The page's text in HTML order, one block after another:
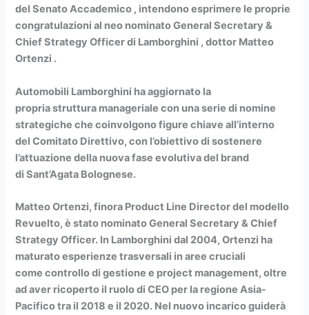
del Senato Accademico , intendono esprimere le proprie
congratulazioni al neo nominato General Secretary &
Chief Strategy Officer di Lamborghini , dottor Matteo
Ortenzi .
Automobili Lamborghini ha aggiornato la
propria struttura manageriale con una serie di nomine
strategiche che coinvolgono figure chiave all’interno
del Comitato Direttivo, con l’obiettivo di sostenere
l’attuazione della nuova fase evolutiva del brand
di Sant’Agata Bolognese.
Matteo Ortenzi, finora Product Line Director del modello
Revuelto, è stato nominato General Secretary & Chief
Strategy Officer. In Lamborghini dal 2004, Ortenzi ha
maturato esperienze trasversali in aree cruciali
come controllo di gestione e project management, oltre
ad aver ricoperto il ruolo di CEO per la regione Asia-
Pacifico tra il 2018 e il 2020. Nel nuovo incarico guiderà